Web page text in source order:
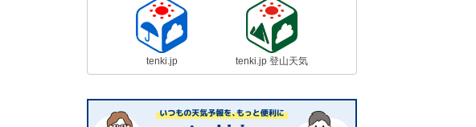
tenki.jp tenki.jp 登山天気